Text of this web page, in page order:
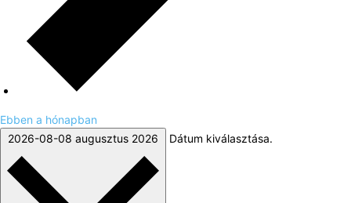
Ebben a hónapban
2026-08-08 augusztus 2026 Dátum kiválasztása.